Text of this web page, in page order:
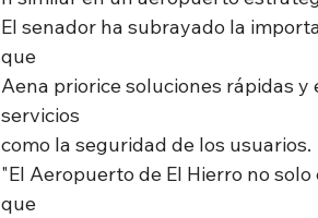
El senador ha subrayado la
que
Aena priorice soluciones rápidas
servicios
como la seguridad de los usuarios.
"El Aeropuerto de El Hierro no
que